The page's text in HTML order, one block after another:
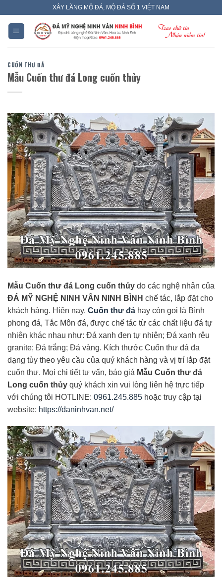
content
XÂY LĂNG MỘ ĐÁ, MỘ ĐÁ SỐ 1 VIỆT NAM
CUỐN THƯ ĐÁ
Mẫu Cuốn thư đá Long cuốn thủy
Mẫu Cuốn thư đá Long cuốn thủy do các nghệ nhân của
ĐÁ MỸ NGHỆ NINH VÂN NINH BÌNH chế tác, lắp đặt cho
khách hàng. Hiện nay, Cuốn thư đá hay còn gọi là Bình
phong đá, Tắc Môn đá, được chế tác từ các chất liệu đá tự
nhiên khác nhau như: Đá xanh đen tự nhiên; Đá xanh rêu
granite; Đá trắng; Đá vàng. Kích thước Cuốn thư đá đa
dạng tùy theo yêu cầu của quý khách hàng và vị trí lắp đặt
cuốn thư. Mọi chi tiết tư vấn, báo giá Mẫu Cuốn thư đá
Long cuốn thủy quý khách xin vui lòng liên hệ trực tiếp
với chúng tôi HOTLINE: 0961.245.885 hoặc truy cập tại
website: https://daninhvan.net/